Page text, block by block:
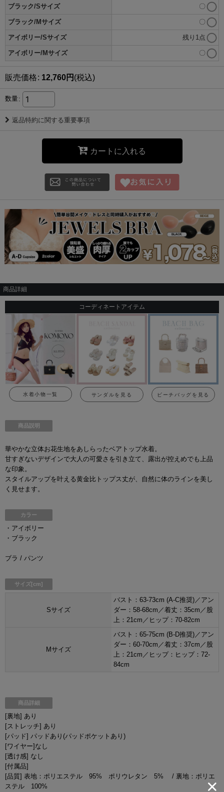
ブラック/Sサイズ 〇
ブラック/Mサイズ 〇
アイボリー/Sサイズ 残り1点
アイボリー/Mサイズ 〇
販売価格: 12,760円 (税込)
数量:
返品特約に関する重要事項
カートに入れる
商品詳細
コーディネートアイテム
水着小物一覧 サンダルを見る ビーチバッグを見る
商品説明
華やかな立体お花生地をあしらったベアトップ水着。
甘すぎないデザインで大人の可愛さを引き立て、露出が控えめでも上品
な印象。
スタイルアップを叶える黄金比トップス丈が、自然に体のラインを美し
く見せます。
カラー
・アイボリー
・ブラック
ブラ / パンツ
サイズ[cm]
Sサイズ
バスト：63-73cm (A-C推奨)／アン
ダー：58-68cm／着丈：35cm／股
上：21cm／ヒップ：70-82cm
Mサイズ
バスト：65-75cm (B-D推奨)／アン
ダー：60-70cm／着丈：37cm／股
上：21cm／ヒップ：ヒップ：72-
84cm
商品詳細
[裏地] あり
[ストレッチ] あり
[パッド] パッドあり(パッドポケットあり)
[ワイヤー]なし
[透け感] なし
[付属品]
[品質] 表地：ポリエステル 95% ポリウレタン 5% / 裏地：ポリエ
ステル 100%